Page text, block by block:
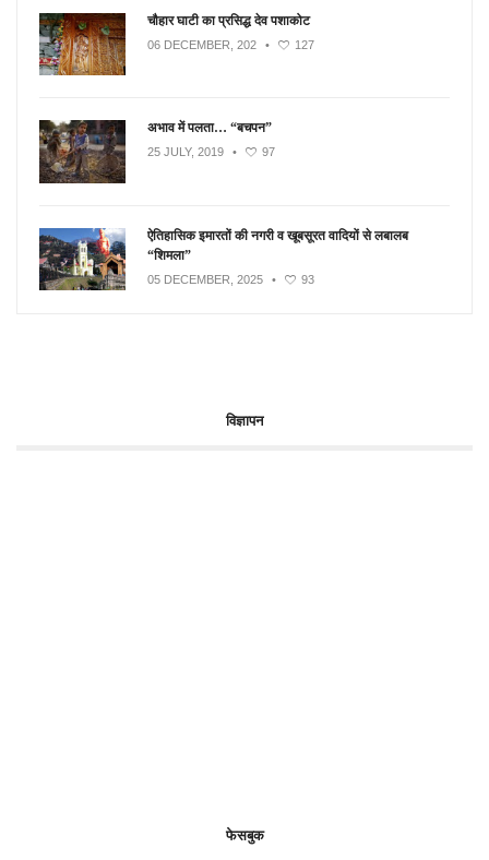
चौहार घाटी का प्रसिद्ध देव पशाकोट
06 DECEMBER, 202 • 127
अभाव में पलता… “बचपन”
25 JULY, 2019 • 97
ऐतिहासिक इमारतों की नगरी व खूबसूरत वादियों से लबालब
“शिमला”
05 DECEMBER, 2025 • 93
विज्ञापन
फेसबुक